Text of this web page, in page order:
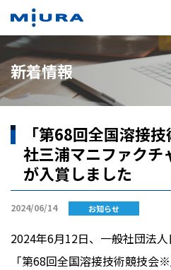
新着情報
「第68回全国溶接
社三浦マニファクチ
が入賞しました
2024/06/14 お知らせ
2024年6月12日、一般社団法
「第68回全国溶接技術競技会